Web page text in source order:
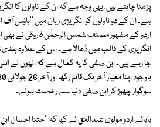
پڑھنا چاہتے ہیں، یہی وجہ ہے کہ ان کے ناولوں کا
ہے۔ ان کے دو ناولوں کو انگریزی زبان میں ''ہاؤس آف
اردو کے مشہور مصنف شمس الرحمٰن فاروقی نے بھی
انگریزی کے قالب میں ڈھالا ہے۔ اس کے علاوہ
جا رہے ہیں۔ ابن صفی کا یہ کمال ہے کہ انھوں نے
سوگوار چھوڑ کر ابن صفی دنیا سے رخصت ہوئے۔
بابائے اردو مولوی عبدالحق نے کہا کہ ''جتنا احسان